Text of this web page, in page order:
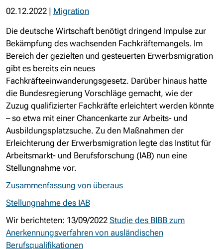
02.12.2022 | Migration
Die deutsche Wirtschaft benötigt dringend Impulse zur
Bekämpfung des wachsenden Fachkräftemangels. Im
Bereich der gezielten und gesteuerten Erwerbsmigration
gibt es bereits ein neues
Fachkräfteeinwanderungsgesetz. Darüber hinaus hatte
die Bundesregierung Vorschläge gemacht, wie der
Zuzug qualifizierter Fachkräfte erleichtert werden könnte
– so etwa mit einer Chancenkarte zur Arbeits- und
Ausbildungsplatzsuche. Zu den Maßnahmen der
Erleichterung der Erwerbsmigration legte das Institut für
Arbeitsmarkt- und Berufsforschung (IAB) nun eine
Stellungnahme vor.
Zusammenfassung von überaus
Stellungnahme des IAB
Wir berichteten: 13/09/2022 Studie des BIBB zum
Anerkennungsverfahren von ausländischen
Berufsqualifikationen